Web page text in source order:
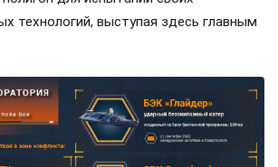
технологий, выступая здесь главным